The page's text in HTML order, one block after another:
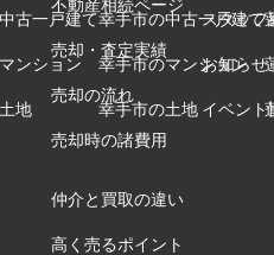
古一戸建て
ンション
地
幸手市の中古一戸建て
幸手市のマンション
幸手市の土地
不動産相続ページ
売却・査定実績
売却の流れ
売却時の諸費用
仲介と買取の違い
高く売るポイント
スタッフ
お知らせ
イベント